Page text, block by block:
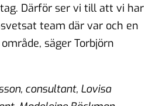
Därför ser vi till att vi har
team där var och en
säger Torbjörn
consultant, Lovisa